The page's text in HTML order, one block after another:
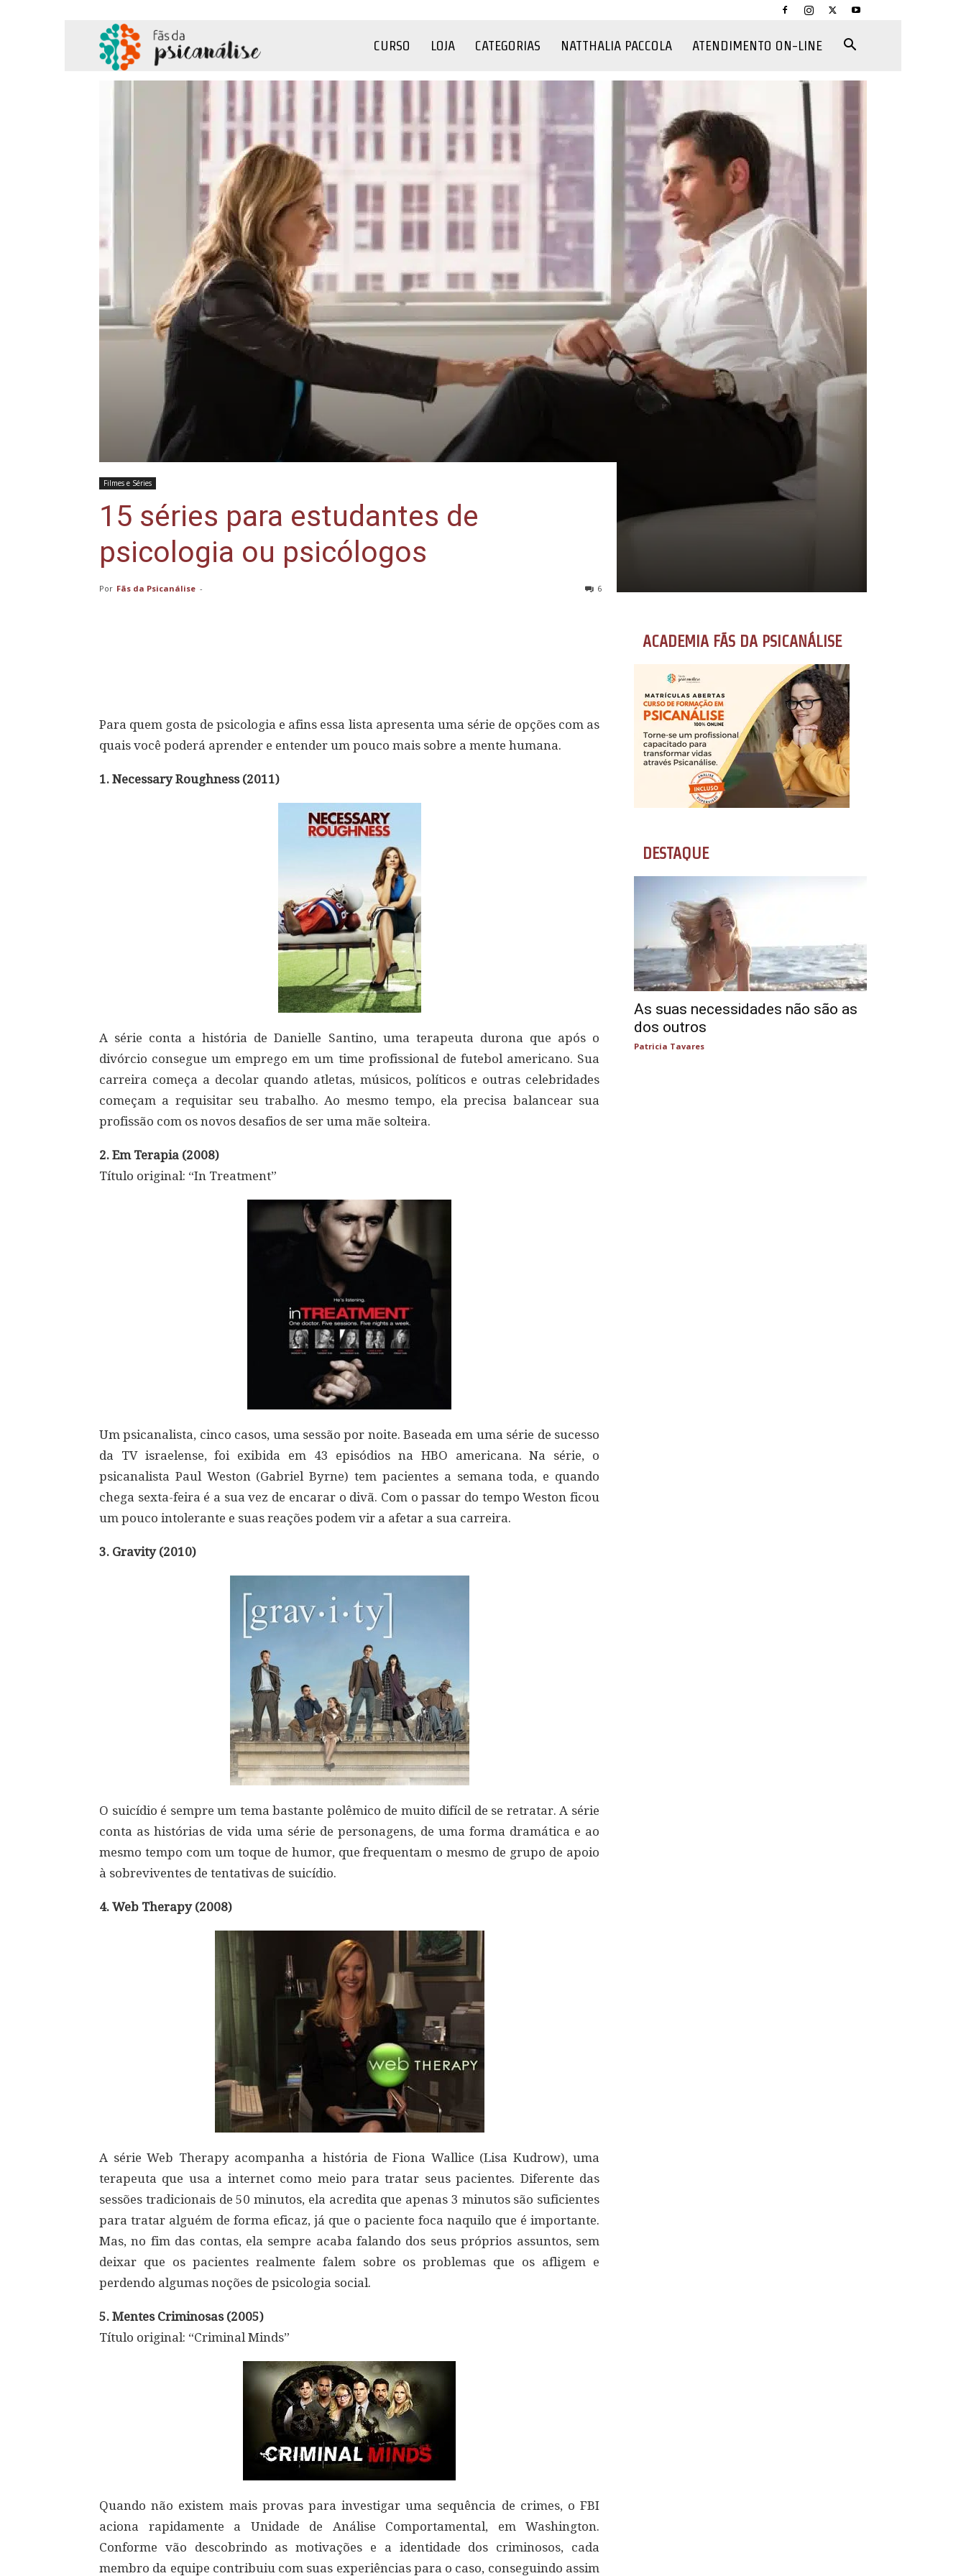
Psicanálise
CURSO LOJA CATEGORIAS NATTHALIA PACCOLA ATENDIMENTO ON-LINE
Filmes e Séries
15 séries para estudantes de
psicologia ou psicólogos
Por Fãs da Psicanálise - 6
Para quem gosta de psicologia e afins essa lista apresenta uma série de opções com as
quais você poderá aprender e entender um pouco mais sobre a mente humana.
1. Necessary Roughness (2011)
A série conta a história de Danielle Santino, uma terapeuta durona que após o
divórcio consegue um emprego em um time profissional de futebol americano. Sua
carreira começa a decolar quando atletas, músicos, políticos e outras celebridades
começam a requisitar seu trabalho. Ao mesmo tempo, ela precisa balancear sua
profissão com os novos desafios de ser uma mãe solteira.
2. Em Terapia (2008)
Título original: “In Treatment”
Um psicanalista, cinco casos, uma sessão por noite. Baseada em uma série de sucesso
da TV israelense, foi exibida em 43 episódios na HBO americana. Na série, o
psicanalista Paul Weston (Gabriel Byrne) tem pacientes a semana toda, e quando
chega sexta-feira é a sua vez de encarar o divã. Com o passar do tempo Weston ficou
um pouco intolerante e suas reações podem vir a afetar a sua carreira.
3. Gravity (2010)
O suicídio é sempre um tema bastante polêmico de muito difícil de se retratar. A série
conta as histórias de vida uma série de personagens, de uma forma dramática e ao
mesmo tempo com um toque de humor, que frequentam o mesmo de grupo de apoio
à sobreviventes de tentativas de suicídio.
4. Web Therapy (2008)
A série Web Therapy acompanha a história de Fiona Wallice (Lisa Kudrow), uma
terapeuta que usa a internet como meio para tratar seus pacientes. Diferente das
sessões tradicionais de 50 minutos, ela acredita que apenas 3 minutos são suficientes
para tratar alguém de forma eficaz, já que o paciente foca naquilo que é importante.
Mas, no fim das contas, ela sempre acaba falando dos seus próprios assuntos, sem
deixar que os pacientes realmente falem sobre os problemas que os afligem e
perdendo algumas noções de psicologia social.
5. Mentes Criminosas (2005)
Título original: “Criminal Minds”
Quando não existem mais provas para investigar uma sequência de crimes, o FBI
aciona rapidamente a Unidade de Análise Comportamental, em Washington.
Conforme vão descobrindo as motivações e a identidade dos criminosos, cada
membro da equipe contribuiu com suas experiências para o caso, conseguindo assim
ACADEMIA FÃS DA PSICANÁLISE
DESTAQUE
As suas necessidades não são as
dos outros
Patricia Tavares